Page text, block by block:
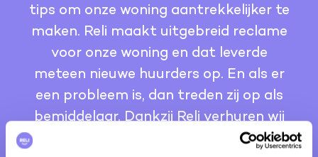
tips om onze woning aantrekkelijker te
maken. Reli maakt uitgebreid reclame
voor onze woning en dat leverde
meteen nieuwe huurders op. En als er
een probleem is, dan treden zij op als
bemiddelaar. Dankzij Reli verhuren wij